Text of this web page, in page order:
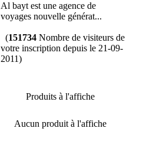
Al bayt est une agence de
voyages nouvelle générat...
(151734Nombre de visiteurs de
votre inscription depuis le 21-09-
2011)
Produits à l'affiche
Aucun produit à l'affiche